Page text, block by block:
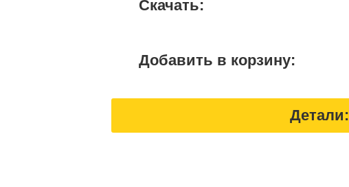
Скачать:
Добавить в корзину:
Детали: